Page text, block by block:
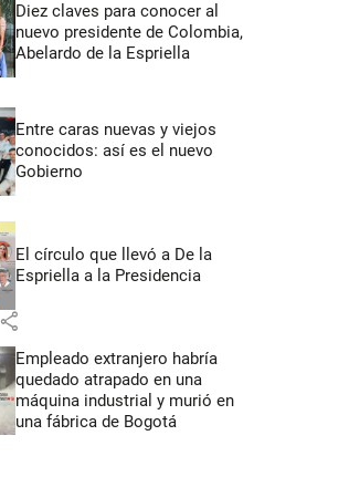
Diez claves para conocer al
nuevo presidente de Colombia,
Abelardo de la Espriella
Entre caras nuevas y viejos
conocidos: así es el nuevo
Gobierno
El círculo que llevó a De la
Espriella a la Presidencia
share
Empleado extranjero habría
quedado atrapado en una
máquina industrial y murió en
una fábrica de Bogotá